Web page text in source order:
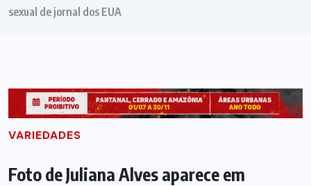
sexual de jornal dos EUA
VARIEDADES
Foto de Juliana Alves aparece em